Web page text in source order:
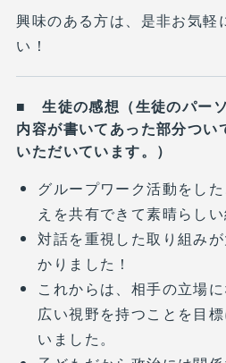
興味のある方は、是非お気軽
い！
■ 生徒の感想（生徒のパー
内容が書いてあった部分つい
いただいています。）
グループワーク活動をし
えを共有できて素晴らしい
対話を重視した取り組み
かりました！
これからは、相手の立場
広い視野を持つことを目
いました。